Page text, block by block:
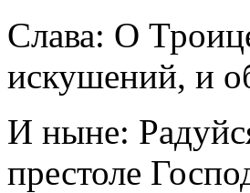
Слава: О
искушений, и
И ныне:
престоле